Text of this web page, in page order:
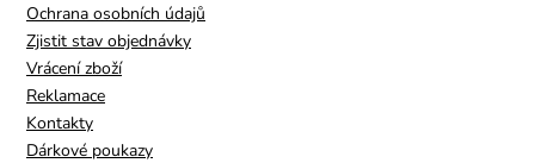
Ochrana osobních údajů
Zjistit stav objednávky
Vrácení zboží
Reklamace
Kontakty
Dárkové poukazy